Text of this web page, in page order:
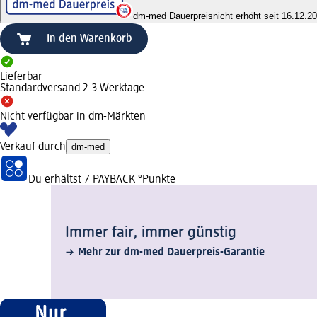
dm-med Dauerpreisnicht erhöht seit
In den Warenkorb
Lieferbar
Standardversand 2-3 Werktage
Nicht verfügbar in dm-Märkten
Verkauf durch dm-med
Du erhältst 7 PAYBACK °Punkte
Immer fair,­ immer günstig
Mehr zur dm-med Dauerpreis-Garantie